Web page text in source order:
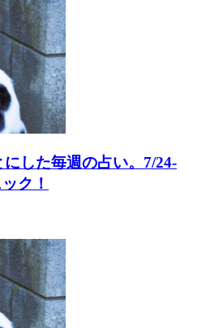
した毎週の占い。7/24-
ク！